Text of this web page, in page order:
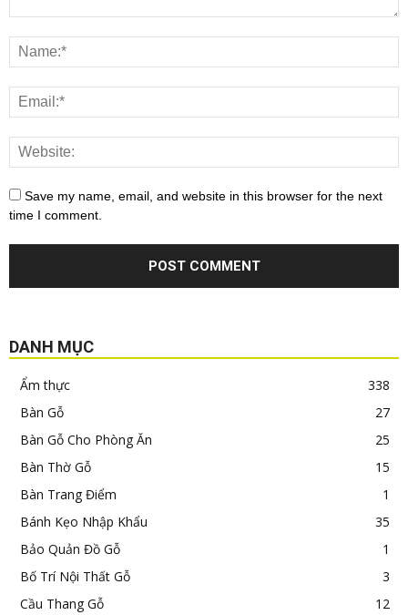
Save my name, email, and website in this browser for the next
time I comment.
DANH MỤC
Ẩm thực
338
Bàn Gỗ
27
Bàn Gỗ Cho Phòng Ăn
25
Bàn Thờ Gỗ
15
Bàn Trang Điểm
1
Bánh Kẹo Nhập Khẩu
35
Bảo Quản Đồ Gỗ
1
Bố Trí Nội Thất Gỗ
3
Cầu Thang Gỗ
12